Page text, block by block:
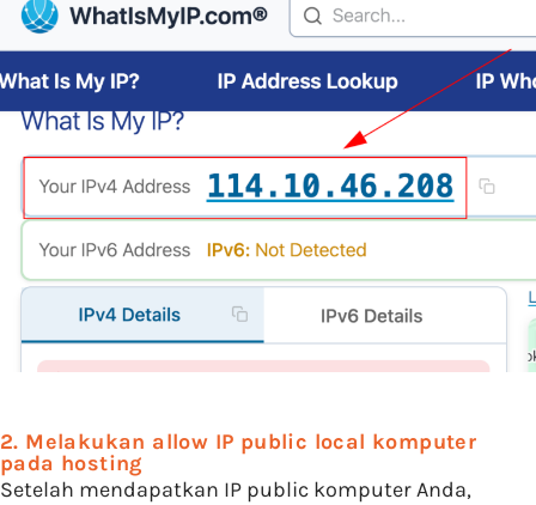
2. Melakukan allow IP public local komputer
pada hosting
Setelah mendapatkan IP public komputer Anda,